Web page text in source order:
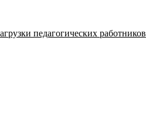
педагогических работников